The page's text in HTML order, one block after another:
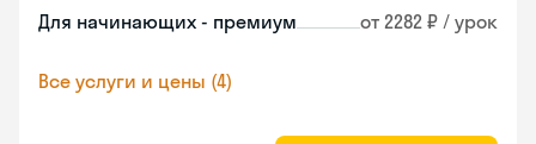
Для начинающих - премиум от 2282 ₽ / урок
Все услуги и цены (4)